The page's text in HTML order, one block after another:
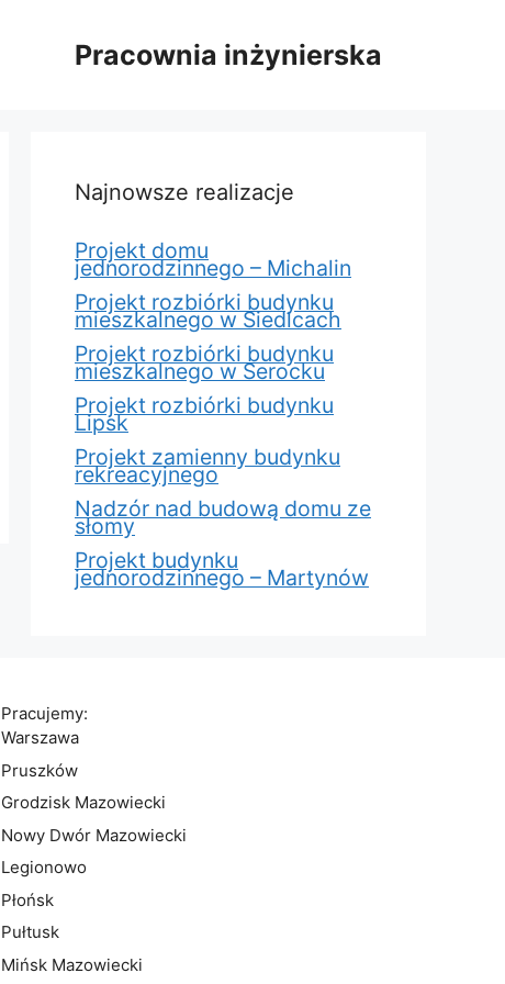
Pracownia inżynierska
Najnowsze realizacje
Projekt domu
jednorodzinnego – Michalin
Projekt rozbiórki budynku
mieszkalnego w Siedlcach
Projekt rozbiórki budynku
mieszkalnego w Serocku
Projekt rozbiórki budynku
Lipsk
Projekt zamienny budynku
rekreacyjnego
Nadzór nad budową domu ze
słomy
Projekt budynku
jednorodzinnego – Martynów
Pracujemy:
Warszawa
Pruszków
Grodzisk Mazowiecki
Nowy Dwór Mazowiecki
Legionowo
Płońsk
Pułtusk
Mińsk Mazowiecki